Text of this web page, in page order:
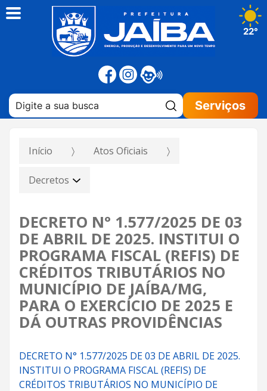
Pesquisar:
Serviços
22°
Início Atos Oficiais
Decretos
DECRETO N° 1.577/2025 DE 03
DE ABRIL DE 2025. INSTITUI O
PROGRAMA FISCAL (REFIS) DE
CRÉDITOS TRIBUTÁRIOS NO
MUNICÍPIO DE JAÍBA/MG,
PARA O EXERCÍCIO DE 2025 E
DÁ OUTRAS PROVIDÊNCIAS
DECRETO N° 1.577/2025 DE 03 DE ABRIL DE 2025.
INSTITUI O PROGRAMA FISCAL (REFIS) DE
CRÉDITOS TRIBUTÁRIOS NO MUNICÍPIO DE